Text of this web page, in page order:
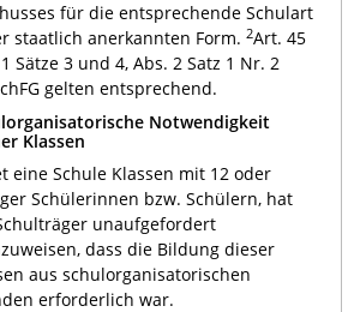
für die entsprechende Schulart
staatlich anerkannten Form. 2Art. 45
Sätze 3 und 4, Abs. 2 Satz 1 Nr. 2
gelten entsprechend.
Notwendigkeit
Klassen
eine Schule Klassen mit 12 oder
Schülerinnen bzw. Schülern, hat
unaufgefordert
dass die Bildung dieser
aus schulorganisatorischen
erforderlich war.